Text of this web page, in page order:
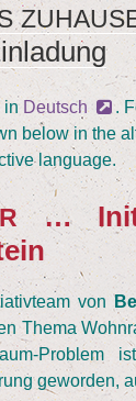
in Deutsch
.
below in the
language.
…
von
The­ma
Pro­blem
gewor­den,